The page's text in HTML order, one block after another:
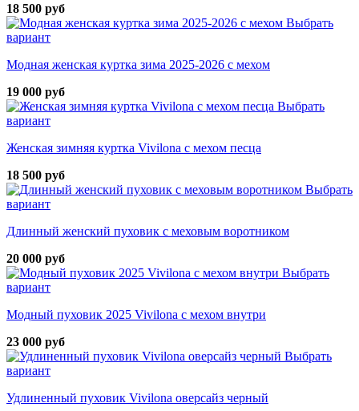
18 500 руб
Выбрать
вариант
Модная женская куртка зима 2025-2026 с мехом
19 000 руб
Выбрать
вариант
Женская зимняя куртка Vivilona с мехом песца
18 500 руб
Выбрать
вариант
Длинный женский пуховик с меховым воротником
20 000 руб
Выбрать
вариант
Модный пуховик 2025 Vivilona с мехом внутри
23 000 руб
Выбрать
вариант
Удлиненный пуховик Vivilona оверсайз черный